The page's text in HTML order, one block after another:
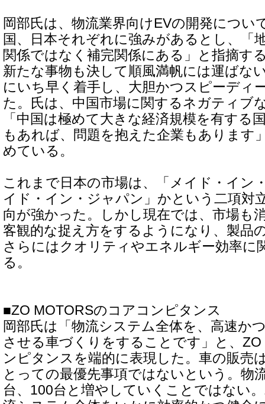
岡部氏は、物流業界向けEVの開発につい
国、日本それぞれに強みがあるとし、「
関係ではなく補完関係にある」と指摘す
新たな事物も決して順風満帆には運ばな
にいち早く着手し、大胆かつスピーディ
た。氏は、中国市場に関するネガティブ
「中国は極めて大きな経済規模を有する
もあれば、問題を抱えた企業もあります
めている。
これまで日本の市場は、「メイド・イン
イド・イン・ジャパン」かという二項対
向が強かった。しかし現在では、市場も
客観的な捉え方をするようになり、製品
さらにはクオリティやエネルギー効率に
る。
■ZO MOTORSのコアコンピタンス
岡部氏は「物流システム全体を、高速か
させる車づくりをすることです」と、
ンピタンスを端的に表現した。車の販売
とっての最優先事項ではないという。物
台、100台と増やしていくことではない